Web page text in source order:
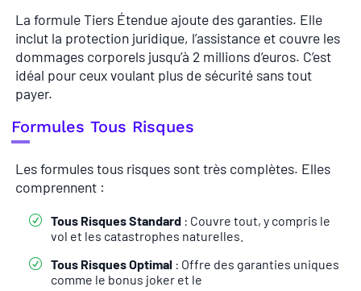
La formule Tiers Étendue ajoute des garanties. Elle
inclut la protection juridique, l’assistance et couvre les
dommages corporels jusqu’à 2 millions d’euros. C’est
idéal pour ceux voulant plus de sécurité sans tout
payer.
Formules Tous Risques
Les formules tous risques sont très complètes. Elles
comprennent :
Tous Risques Standard : Couvre tout, y compris le
vol et les catastrophes naturelles.
Tous Risques Optimal : Offre des garanties uniques
comme le bonus joker et le